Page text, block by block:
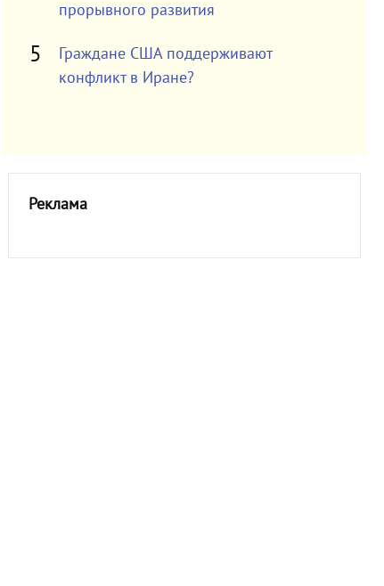
прорывного развития
Граждане США поддерживают
конфликт в Иране?
Реклама